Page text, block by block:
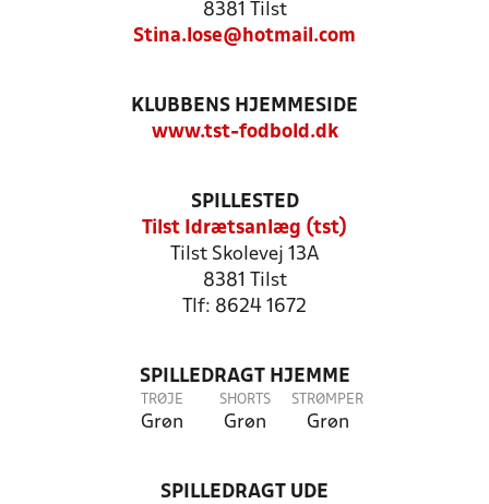
8381 Tilst
Stina.lose@hotmail.com
KLUBBENS HJEMMESIDE
www.tst-fodbold.dk
SPILLESTED
Tilst Idrætsanlæg (tst)
Tilst Skolevej 13A
8381 Tilst
Tlf: 8624 1672
SPILLEDRAGT HJEMME
TRØJE
Grøn
SHORTS
Grøn
STRØMPER
Grøn
SPILLEDRAGT UDE